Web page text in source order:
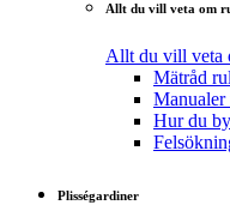
Allt du vill veta om
Allt du vill veta
Mätråd
Hur du
Plisségardiner